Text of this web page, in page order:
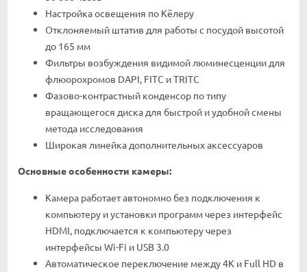
Настройка освещения по Кёлеру
Отклоняемый штатив для работы с посудой высотой
до 165 мм
Фильтры возбуждения видимой люминесценции для
флюорохромов DAPI, FITC и TRITC
Фазово-контрастный конденсор по типу
вращающегося диска для быстрой и удобной смены
метода исследования
Широкая линейка дополнительных аксессуаров
Основные особенности камеры:
Камера работает автономно без подключения к
компьютеру и установки программ через интерфейс
HDMI, подключается к компьютеру через
интерфейсы Wi-Fi и USB 3.0
Автоматическое переключение между 4K и Full HD в